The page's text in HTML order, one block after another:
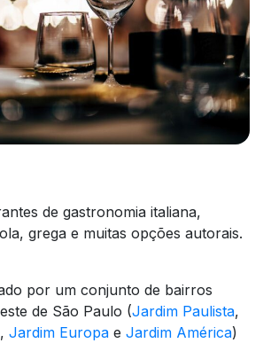
de gastronomia italiana,
grega e muitas opções autorais.
por um conjunto de bairros
de São Paulo (Jardim Paulista,
, Jardim Europa e Jardim América)